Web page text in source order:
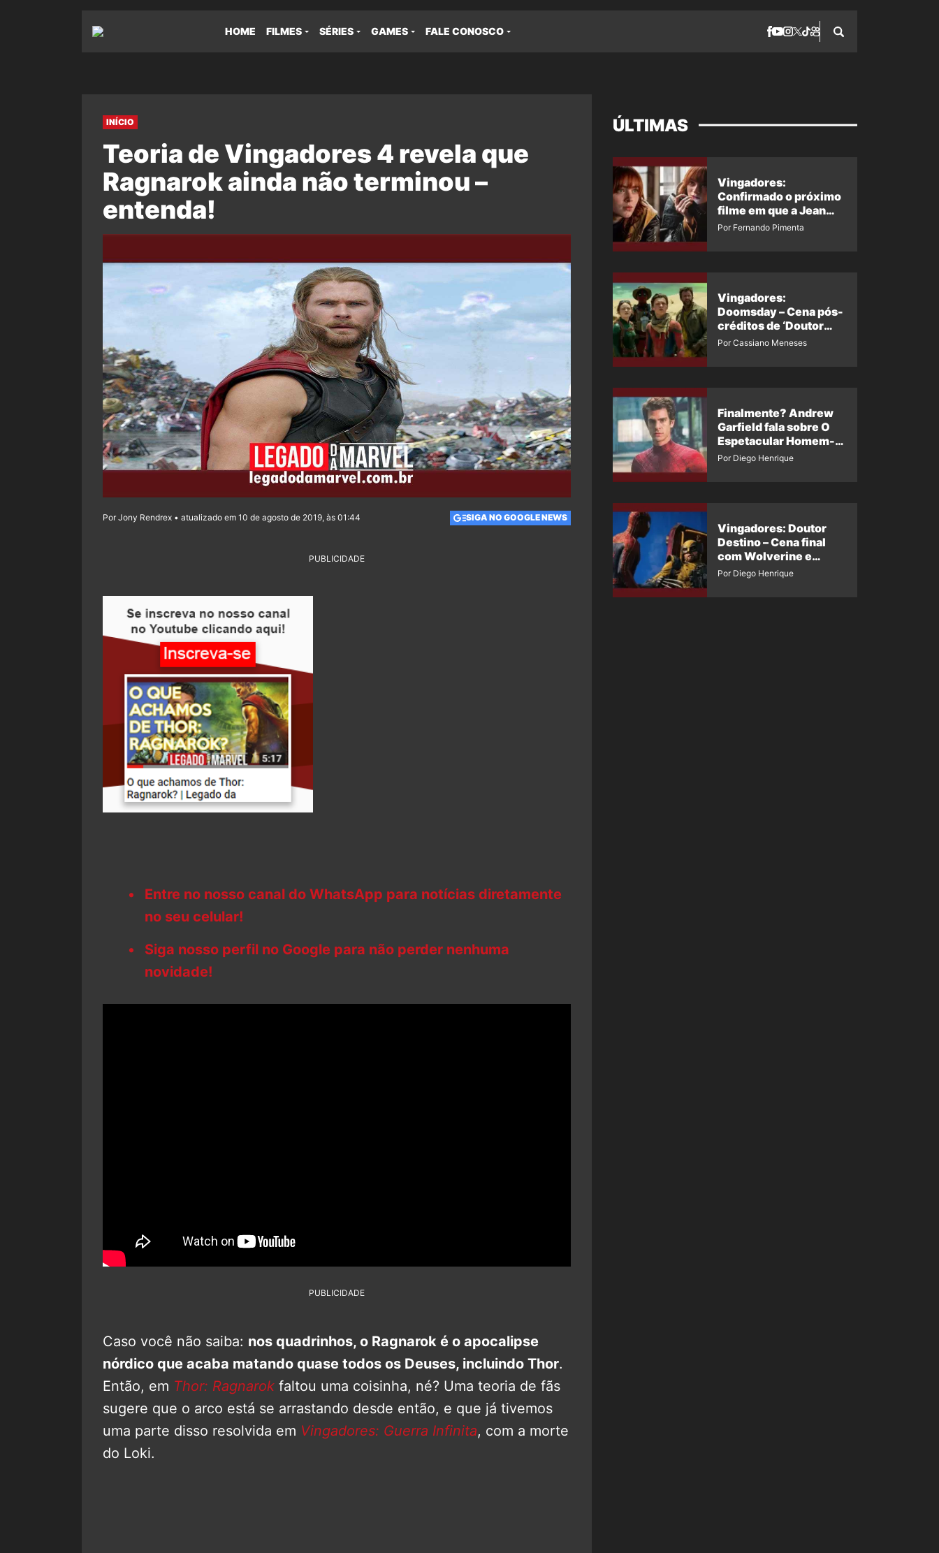
HOME FILMES SÉRIES GAMES FALE CONOSCO
INÍCIO
Teoria de Vingadores 4 revela que
Ragnarok ainda não terminou –
entenda!
Por Jony Rendrex • atualizado em 10 de agosto de 2019, às 01:44 SIGA NO GOOGLE NEWS
PUBLICIDADE
Entre no nosso canal do WhatsApp para notícias diretamente
no seu celular!
Siga nosso perfil no Google para não perder nenhuma
novidade!
PUBLICIDADE
Caso você não saiba: nos quadrinhos, o Ragnarok é o apocalipse
nórdico que acaba matando quase todos os Deuses, incluindo Thor.
Então, em Thor: Ragnarok faltou uma coisinha, né? Uma teoria de fãs
sugere que o arco está se arrastando desde então, e que já tivemos
uma parte disso resolvida em Vingadores: Guerra Infinita, com a morte
do Loki.
ÚLTIMAS
Vingadores:
Confirmado o próximo
filme em que a Jean
Grey irá aparecer
Por Fernando Pimenta
Vingadores:
Doomsday – Cena pós-
créditos de ‘Doutor
Destino’ é revelada
Por Cassiano Meneses
Finalmente? Andrew
Garfield fala sobre O
Espetacular Homem-
Aranha 3
Por Diego Henrique
Vingadores: Doutor
Destino – Cena final
com Wolverine e
Homem-Aranha de
Por Diego Henrique